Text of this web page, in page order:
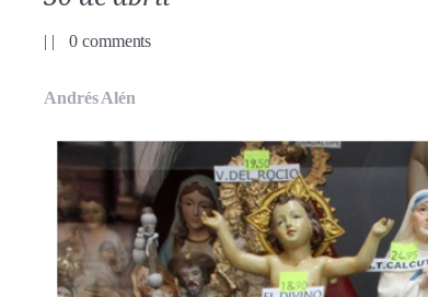
| | 0 comments
Andrés Alén